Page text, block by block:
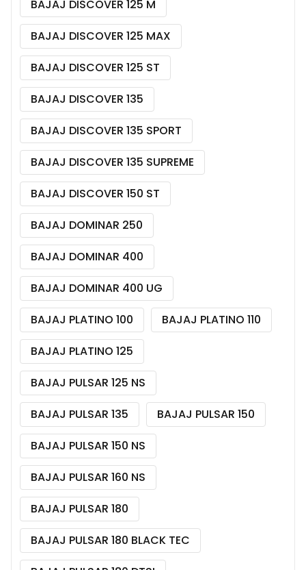
BAJAJ DISCOVER 125 M
BAJAJ DISCOVER 125 MAX
BAJAJ DISCOVER 125 ST
BAJAJ DISCOVER 135
BAJAJ DISCOVER 135 SPORT
BAJAJ DISCOVER 135 SUPREME
BAJAJ DISCOVER 150 ST
BAJAJ DOMINAR 250
BAJAJ DOMINAR 400
BAJAJ DOMINAR 400 UG
BAJAJ PLATINO 100
BAJAJ PLATINO 110
BAJAJ PLATINO 125
BAJAJ PULSAR 125 NS
BAJAJ PULSAR 135
BAJAJ PULSAR 150
BAJAJ PULSAR 150 NS
BAJAJ PULSAR 160 NS
BAJAJ PULSAR 180
BAJAJ PULSAR 180 BLACK TEC